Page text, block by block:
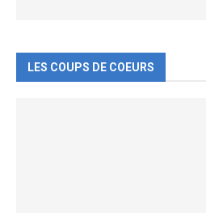
LES COUPS DE COEURS